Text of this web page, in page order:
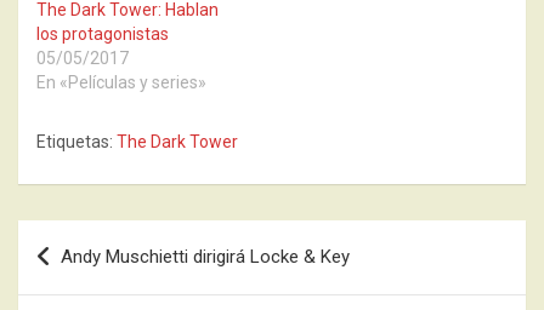
The Dark Tower: Hablan
los protagonistas
05/05/2017
En «Películas y series»
Etiquetas: The Dark Tower
Navegación
de
Andy Muschietti dirigirá Locke & Key